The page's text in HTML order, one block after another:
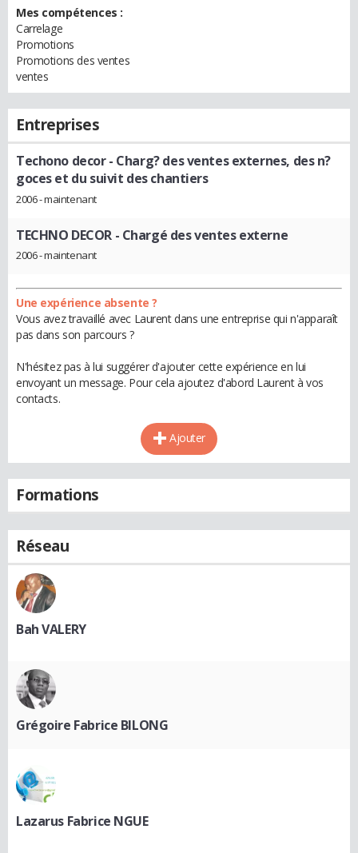
Mes compétences :
Carrelage
Promotions
Promotions des ventes
ventes
Entreprises
Techono decor- Charg? des ventes externes, des n?
goces et du suivit des chantiers
2006 - maintenant
TECHNO DECOR- Chargé des ventes externe
2006 - maintenant
Une expérience absente ?
Vous avez travaillé avec Laurent dans une entreprise qui n'apparaît
pas dans son parcours ?
N'hésitez pas à lui suggérer d'ajouter cette expérience en lui
envoyant un message. Pour cela ajoutez d'abord Laurent à vos
contacts.
Ajouter
Formations
Réseau
Bah VALERY
Grégoire Fabrice BILONG
Lazarus Fabrice NGUE